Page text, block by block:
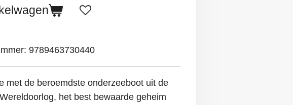
9789463730440
met de beroemdste onderzeeboot uit de
het best bewaarde geheim